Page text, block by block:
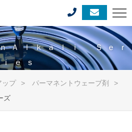
Ａｌｋａｌｉ Ｓｅｒ
ｉｅｓ
ップ
パーマネントウェーブ剤
ズ